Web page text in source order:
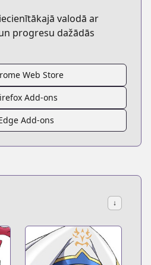
valodā ar
progresu dažādās
Web Store
Add-ons
Add-ons
↓